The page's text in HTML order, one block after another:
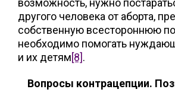
другого человека от аборта,
собственную всестороннюю
необходимо помогать
и их детям[8].
Вопросы контрацепции.